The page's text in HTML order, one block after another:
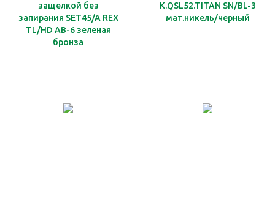
защелкой без
запирания SET45/A REX
TL/HD AB-6 зеленая
бронза
K.QSL52.TITAN SN/BL-3
мат.никель/черный